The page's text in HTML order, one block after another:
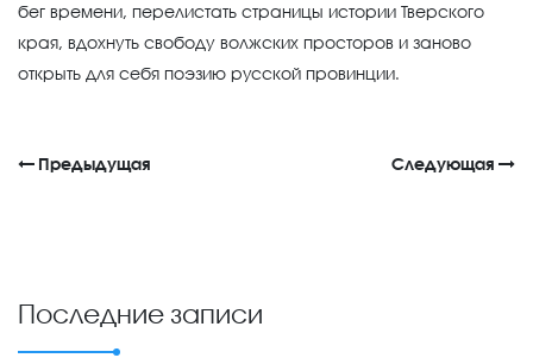
бег времени, перелистать страницы истории Тверского
края, вдохнуть свободу волжских просторов и заново
открыть для себя поэзию русской провинции.
Предыдущая Следующая
Последние записи